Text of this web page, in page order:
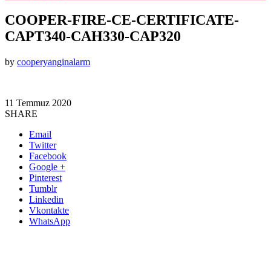
COOPER-FIRE-CE-CERTIFICATE-
CAPT340-CAH330-CAP320
by cooperyanginalarm
11 Temmuz 2020
SHARE
Email
Twitter
Facebook
Google +
Pinterest
Tumblr
Linkedin
Vkontakte
WhatsApp